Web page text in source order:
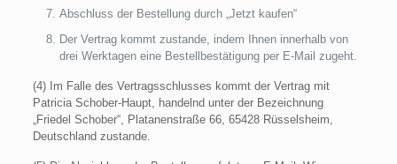
Abschluss der Bestellung durch „Jetzt kaufen“
Der Vertrag kommt zustande, indem Ihnen innerhalb von
drei Werktagen eine Bestellbestätigung per E-Mail zugeht.
(4) Im Falle des Vertragsschlusses kommt der Vertrag mit
Patricia Schober-Haupt, handelnd unter der Bezeichnung
„Friedel Schober“, Platanenstraße 66, 65428 Rüsselsheim,
Deutschland zustande.